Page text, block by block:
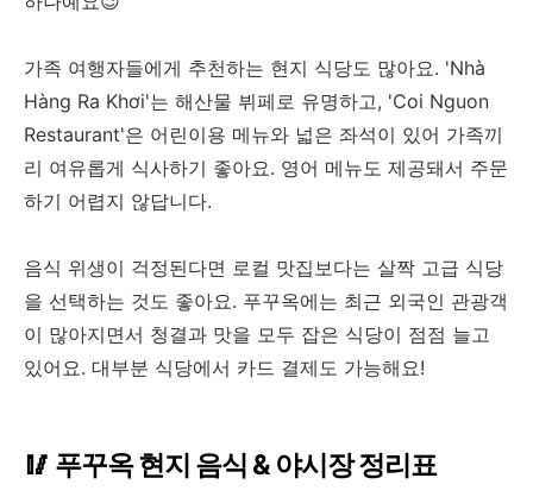
가족 여행자들에게 추천하는 현지 식당도 많아요. 'Nhà
Hàng Ra Khơi'는 해산물 뷔페로 유명하고, 'Coi Nguon
Restaurant'은 어린이용 메뉴와 넓은 좌석이 있어 가족끼
리 여유롭게 식사하기 좋아요. 영어 메뉴도 제공돼서 주문
하기 어렵지 않답니다.
음식 위생이 걱정된다면 로컬 맛집보다는 살짝 고급 식당
을 선택하는 것도 좋아요. 푸꾸옥에는 최근 외국인 관광객
이 많아지면서 청결과 맛을 모두 잡은 식당이 점점 늘고
있어요. 대부분 식당에서 카드 결제도 가능해요!
🥢 푸꾸옥 현지 음식 & 야시장 정리표